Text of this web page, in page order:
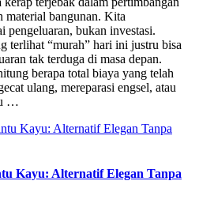
material bangunan. Kita
pengeluaran, bukan investasi.
terlihat “murah” hari ini justru bisa
tak terduga di masa depan.
berapa total biaya yang telah
ulang, mereparasi engsel, atau
…
Kayu: Alternatif Elegan Tanpa